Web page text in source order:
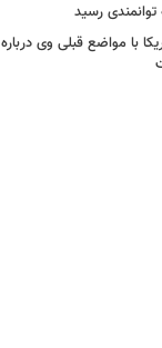
رسید
با مواضع قبلی وی درباره